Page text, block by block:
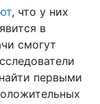
, что у них
в
смогут
первыми